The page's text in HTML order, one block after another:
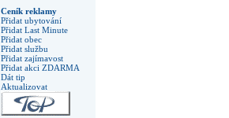
Ceník reklamy
Přidat ubytování
Přidat Last Minute
Přidat obec
Přidat službu
Přidat zajímavost
Přidat akci ZDARMA
Dát tip
Aktualizovat